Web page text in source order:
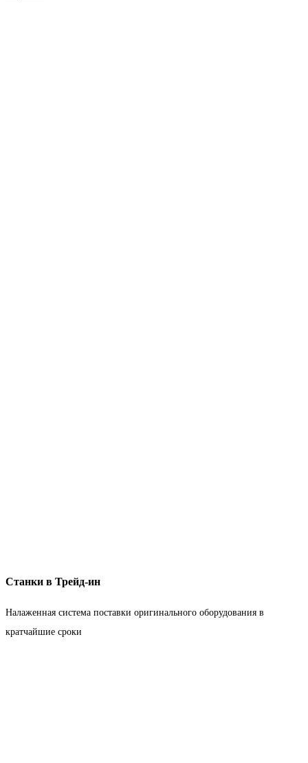
Станки в Трейд-ин
Налаженная система поставки оригинального оборудования в
кратчайшие сроки